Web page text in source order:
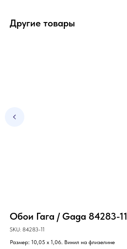
Другие товары
Обои Гага / Gaga 84283-11
SKU: 84283-11
Размер: 10,05 х 1,06. Винил на флизелине